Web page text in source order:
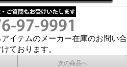
イテムのメーカー在庫のお問い合
ております。
次の商品へ